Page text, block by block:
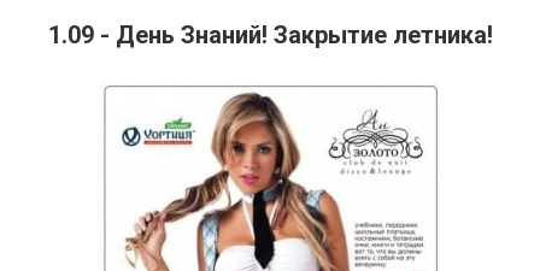
1.09 - День Знаний! Закрытие летника!